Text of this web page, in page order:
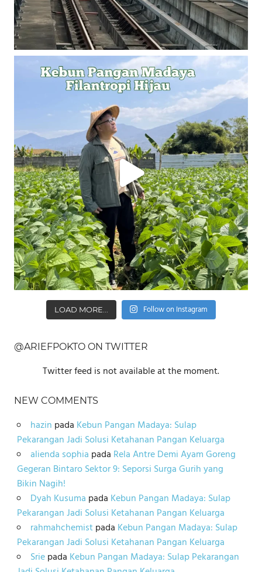
LOAD MORE... Follow on Instagram
@ARIEFPOKTO ON TWITTER
Twitter feed is not available at the moment.
NEW COMMENTS
hazin pada Kebun Pangan Madaya: Sulap
Pekarangan Jadi Solusi Ketahanan Pangan Keluarga
alienda sophia pada Rela Antre Demi Ayam Goreng
Gegeran Bintaro Sektor 9: Seporsi Surga Gurih yang
Bikin Nagih!
Dyah Kusuma pada Kebun Pangan Madaya: Sulap
Pekarangan Jadi Solusi Ketahanan Pangan Keluarga
rahmahchemistpada Kebun Pangan Madaya: Sulap
Pekarangan Jadi Solusi Ketahanan Pangan Keluarga
Sriepada Kebun Pangan Madaya: Sulap Pekarangan